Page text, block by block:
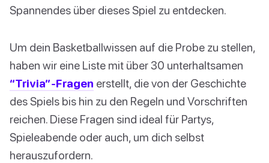
Spannendes über dieses Spiel zu entdecken.
Um dein Basketballwissen auf die Probe zu stellen,
haben wir eine Liste mit über 30 unterhaltsamen
“Trivia”-Fragen erstellt, die von der Geschichte
des Spiels bis hin zu den Regeln und Vorschriften
reichen. Diese Fragen sind ideal für Partys,
Spieleabende oder auch, um dich selbst
herauszufordern.